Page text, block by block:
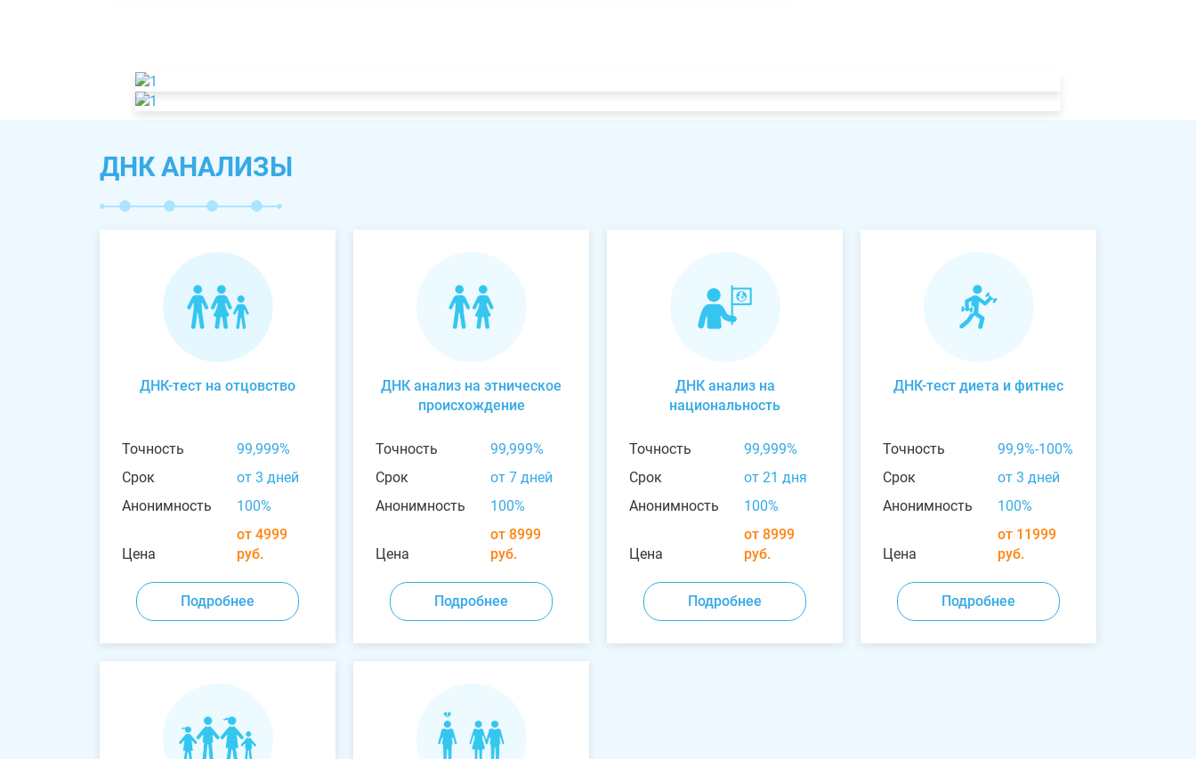
ДНК АНАЛИЗЫ
ДНК-тест на отцовство
Точность
99,999%
Срок
от 3 дней
Анонимность
100%
Цена
от 4999
руб.
Подробнее
ДНК анализ на этническое
происхождение
Точность
99,999%
Срок
от 7 дней
Анонимность
100%
Цена
от 8999
руб.
Подробнее
ДНК анализ на
национальность
Точность
99,999%
Срок
от 21 дня
Анонимность
100%
Цена
от 8999
руб.
Подробнее
ДНК-тест диета и фитнес
Точность
99,9%-100%
Срок
от 3 дней
Анонимность
100%
Цена
от 11999
руб.
Подробнее